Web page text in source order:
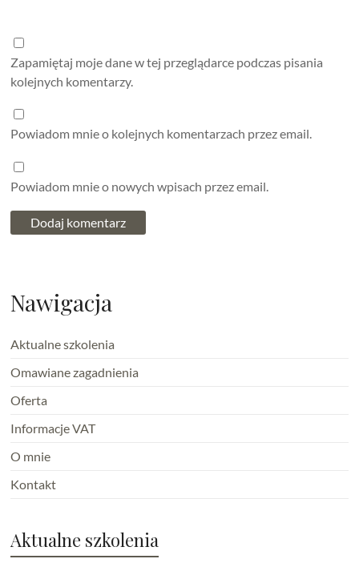
Zapamiętaj moje dane w tej przeglądarce podczas pisania
kolejnych komentarzy.
Powiadom mnie o kolejnych komentarzach przez email.
Powiadom mnie o nowych wpisach przez email.
Nawigacja
Aktualne szkolenia
Omawiane zagadnienia
Oferta
Informacje VAT
O mnie
Kontakt
Aktualne szkolenia